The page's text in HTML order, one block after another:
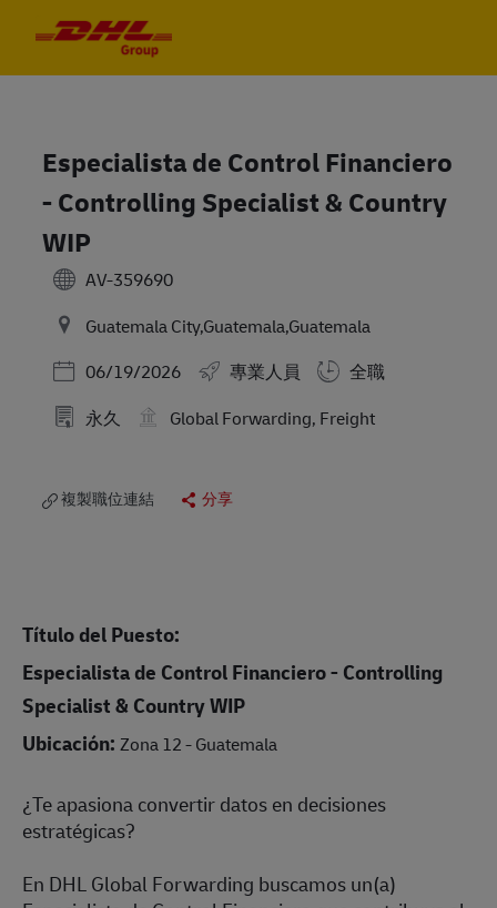
Especialista de Control Financiero
- Controlling Specialist & Country
WIP
AV-359690
Guatemala City,Guatemala,Guatemala
Posted Date
06/19/2026 專業人員
全職
永久
Global Forwarding, Freight
複製職位連結 分享
Título del Puesto:
Especialista de Control Financiero - Controlling
Specialist & Country WIP
Ubicación: Zona 12 - Guatemala
¿Te apasiona convertir datos en decisiones
estratégicas?
En DHL Global Forwarding buscamos un(a)